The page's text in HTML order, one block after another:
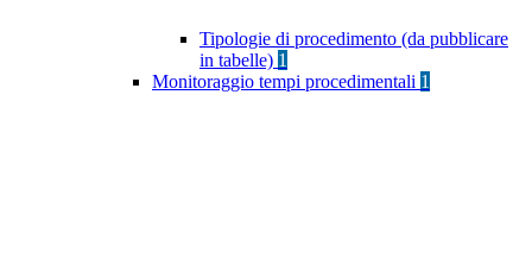
Tipologie di procedimento (da pubblicare
in tabelle) 1
Monitoraggio tempi procedimentali 1